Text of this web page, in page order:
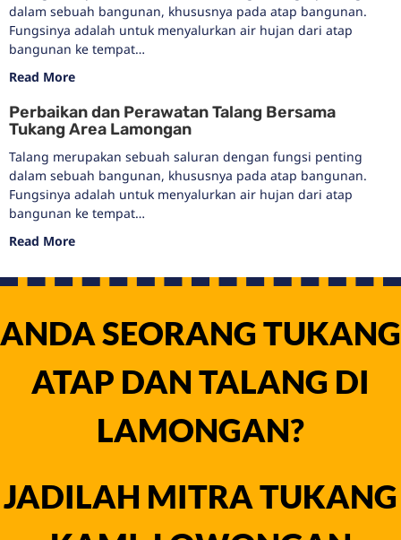
ANDA SEORANG TUKANG
ATAP DAN TALANG DI
LAMONGAN?
JADILAH MITRA TUKANG
KAMI, LOWONGAN
TUKANG ATAP DAN
TALANG LAMONGAN
Atap dan Talang